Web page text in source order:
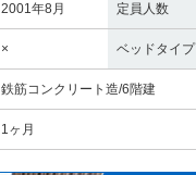
2001年8月 定員人数
× ベッドタイプ
鉄筋コンクリート造/6階建
1ヶ月